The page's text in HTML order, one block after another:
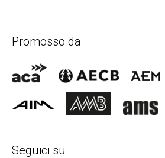
Promosso da
Seguici su